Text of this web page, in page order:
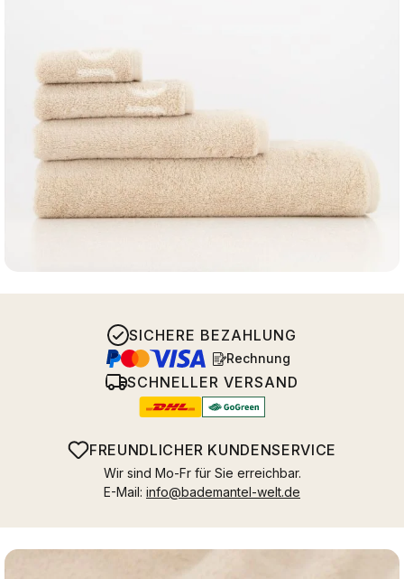
SICHERE BEZAHLUNG
Rechnung
SCHNELLER VERSAND
FREUNDLICHER KUNDENSERVICE
Wir sind Mo-Fr für Sie erreichbar.
E-Mail: info@bademantel-welt.de